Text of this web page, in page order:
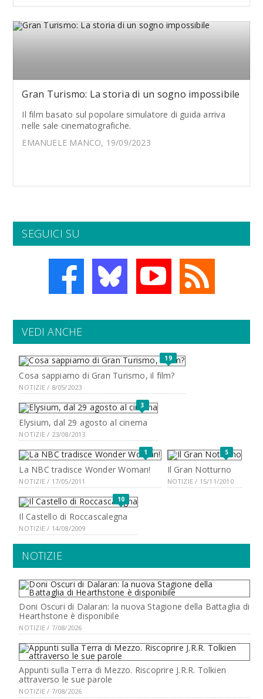
Gran Turismo: La storia di un sogno impossibile
Il film basato sul popolare simulatore di guida arriva
nelle sale cinematografiche.
EMANUELE MANCO, 19/09/2023
SEGUICI SU
VEDI ANCHE
19
Cosa sappiamo di Gran Turismo, il film?
NOTIZIE / 8/05/2023
3
Elysium, dal 29 agosto al cinema
NOTIZIE / 23/08/2013
1
La NBC tradisce Wonder Woman!
NOTIZIE / 17/05/2011
5
Il Gran Notturno
NOTIZIE / 15/11/2010
10
Il Castello di Roccascalegna
NOTIZIE / 14/08/2009
NOTIZIE
Doni Oscuri di Dalaran: la nuova Stagione della Battaglia di
Hearthstone è disponibile
NOTIZIE / 7/08/2026
Appunti sulla Terra di Mezzo. Riscoprire J.R.R. Tolkien
attraverso le sue parole
NOTIZIE / 7/08/2026